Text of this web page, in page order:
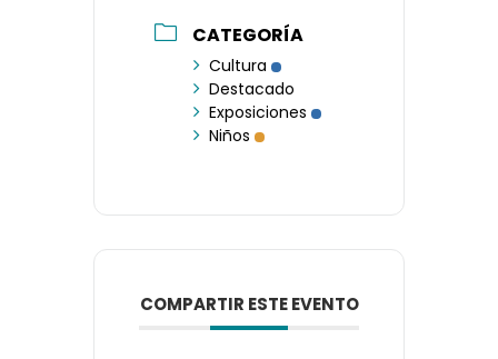
CATEGORÍA
Cultura
Destacado
Exposiciones
Niños
COMPARTIR ESTE EVENTO